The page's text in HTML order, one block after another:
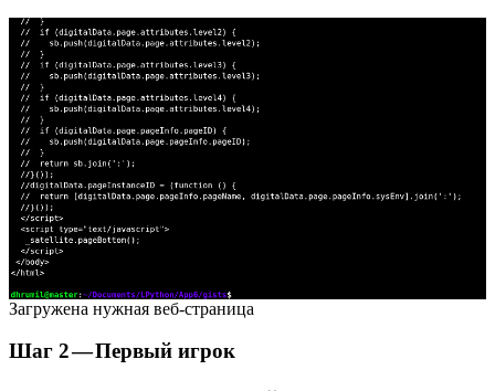
Загружена нужная веб-страница
Шаг 2 — Первый игрок